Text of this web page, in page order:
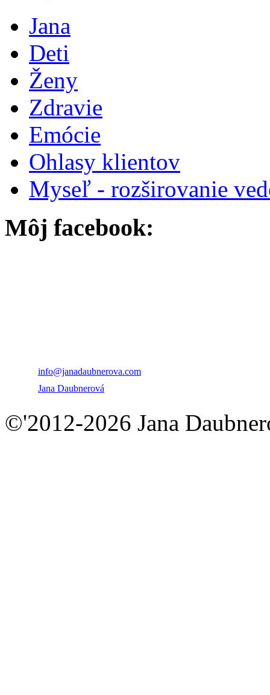
Jana
Deti
Ženy
Zdravie
Emócie
Ohlasy klientov
Myseľ - rozširovanie
Môj facebook:
info@janadaubnerova.com
Jana Daubnerová
©'2012-2026 Jana